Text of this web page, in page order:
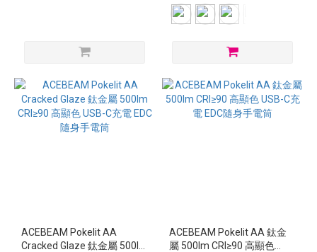
ACEBEAM Pokelit AA
Cracked Glaze 鈦金屬 500lm
ACEBEAM Pokelit AA 鈦金
屬 500lm CRI≥90 高顯色